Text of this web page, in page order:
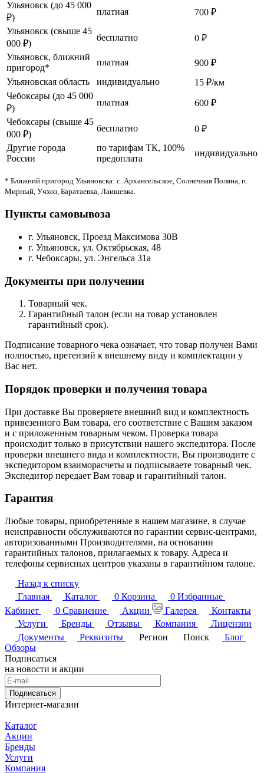
Ульяновск (до 45 000
₽)
платная
700 ₽
Ульяновск (свыше 45
000 ₽)
бесплатно
0 ₽
Ульяновск, ближний
пригород*
платная
900 ₽
Ульяновская область
индивидуально
15 ₽/км
Чебоксары (до 45 000
₽)
платная
600 ₽
Чебоксары (свыше 45
000 ₽)
бесплатно
0 ₽
Другие города
России
по тарифам ТК, 100%
предоплата
индивидуально
* Ближний пригород Ульяновска: с. Архангельское, Солнечная Поляна, п.
Мирный, Учхоз, Баратаевка, Лаишевка.
Пункты самовывоза
г. Ульяновск, Проезд Максимова 30В
г. Ульяновск, ул. Октябрьская, 48
г. Чебоксары, ул. Энгельса 31а
Документы при получении
Товарный чек.
Гарантийный талон (если на товар установлен
гарантийный срок).
Подписание товарного чека означает, что товар получен Вами
полностью, претензий к внешнему виду и комплектации у
Вас нет.
Порядок проверки и получения товара
При доставке Вы проверяете внешний вид и комплектность
привезенного Вам товара, его соответствие с Вашим заказом
и с приложенным товарным чеком. Проверка товара
происходит только в присутствии нашего экспедитора. После
проверки внешнего вида и комплектности, Вы производите с
экспедитором взаиморасчеты и подписываете товарный чек.
Экспедитор передает Вам товар и гарантийный талон.
Гарантия
Любые товары, приобретенные в нашем магазине, в случае
неисправности обслуживаются по гарантии сервис-центрами,
авторизованными Производителями, на основании
гарантийных талонов, прилагаемых к товару. Адреса и
телефоны сервисных центров указаны в гарантийном талоне.
Назад к списку
Главная
Каталог 0 Корзина 0 Избранные
Кабинет
0 Сравнение Акции Галерея
Контакты
Услуги
Бренды Отзывы Компания
Лицензии
Документы
Реквизиты Регион Поиск
Блог
Обзоры
Подписаться
на новости и акции
Подписаться
Интернет-магазин
Каталог
Акции
Бренды
Услуги
Компания